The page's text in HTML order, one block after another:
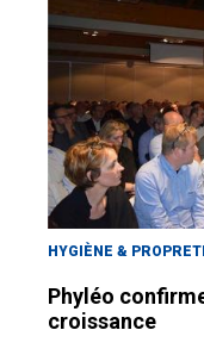
HYGIÈNE &
Phyléo
croissance